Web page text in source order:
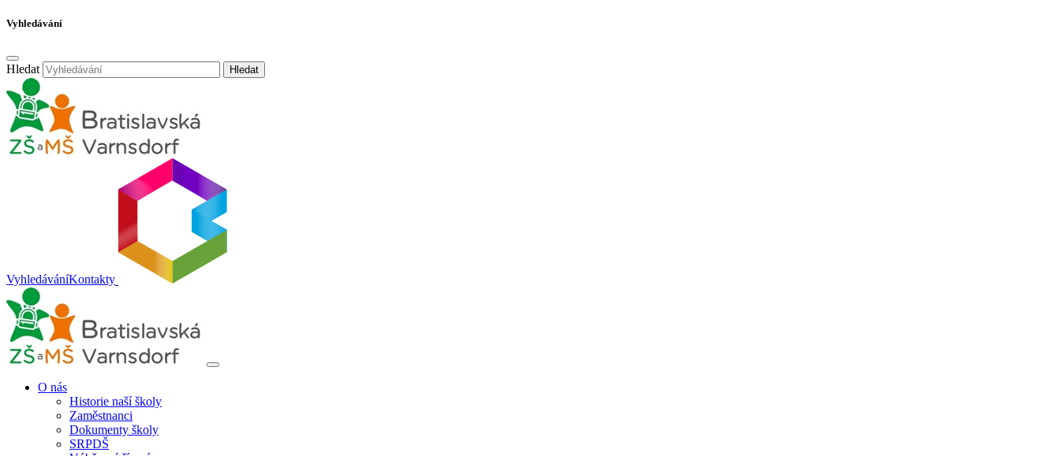
Vyhledávání
Hledat Hledat
VyhledáváníKontakty
O nás
Historie naší školy
Zaměstnanci
Dokumenty školy
SRPDŠ